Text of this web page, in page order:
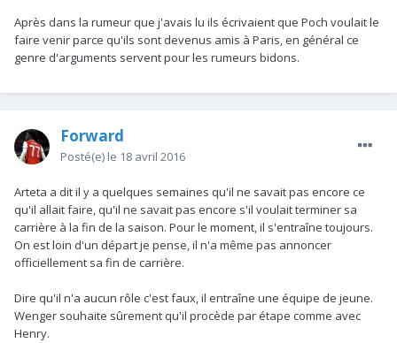
Après dans la rumeur que j'avais lu ils écrivaient que Poch voulait le
faire venir parce qu'ils sont devenus amis à Paris, en général ce
genre d'arguments servent pour les rumeurs bidons.
Forward
Posté(e) le 18 avril 2016
Arteta a dit il y a quelques semaines qu'il ne savait pas encore ce
qu'il allait faire, qu'il ne savait pas encore s'il voulait terminer sa
carrière à la fin de la saison. Pour le moment, il s'entraîne toujours.
On est loin d'un départ je pense, il n'a même pas annoncer
officiellement sa fin de carrière.
Dire qu'il n'a aucun rôle c'est faux, il entraîne une équipe de jeune.
Wenger souhaite sûrement qu'il procède par étape comme avec
Henry.